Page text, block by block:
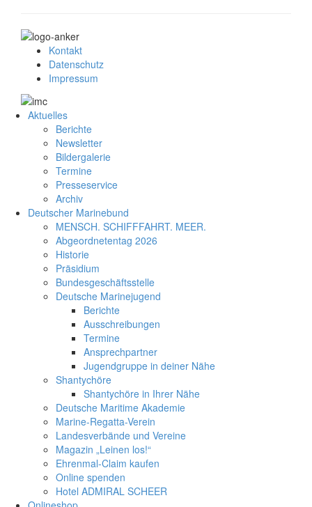
Kontakt
Datenschutz
Impressum
Aktuelles
Berichte
Newsletter
Bildergalerie
Termine
Presseservice
Archiv
Deutscher Marinebund
MENSCH. SCHIFFFAHRT. MEER.
Abgeordnetentag 2026
Historie
Präsidium
Bundesgeschäftsstelle
Deutsche Marinejugend
Berichte
Ausschreibungen
Termine
Ansprechpartner
Jugendgruppe in deiner Nähe
Shantychöre
Shantychöre in Ihrer Nähe
Deutsche Maritime Akademie
Marine-Regatta-Verein
Landesverbände und Vereine
Magazin „Leinen los!“
Ehrenmal-Claim kaufen
Online spenden
Hotel ADMIRAL SCHEER